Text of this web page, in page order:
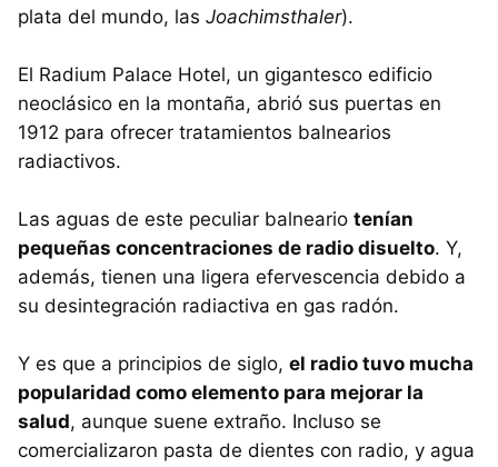
plata del mundo, las Joachimsthaler).
El Radium Palace Hotel, un gigantesco edificio
neoclásico en la montaña, abrió sus puertas en
1912 para ofrecer tratamientos balnearios
radiactivos.
Las aguas de este peculiar balneario tenían
pequeñas concentraciones de radio disuelto. Y,
además, tienen una ligera efervescencia debido a
su desintegración radiactiva en gas radón.
Y es que a principios de siglo, el radio tuvo mucha
popularidad como elemento para mejorar la
salud, aunque suene extraño. Incluso se
comercializaron pasta de dientes con radio, y agua